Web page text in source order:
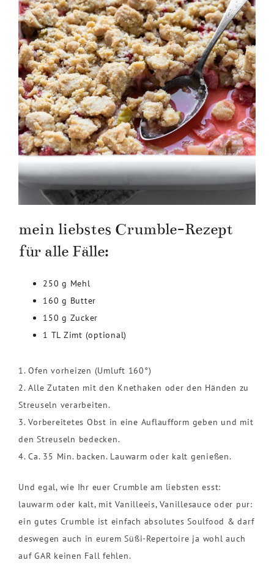
mein liebstes Crumble-Rezept
für alle Fälle:
250 g Mehl
160 g Butter
150 g Zucker
1 TL Zimt (optional)
1. Ofen vorheizen (Umluft 160°)
2. Alle Zutaten mit den Knethaken oder den Händen zu
Streuseln verarbeiten.
3. Vorbereitetes Obst in eine Auflaufform geben und mit
den Streuseln bedecken.
4. Ca. 35 Min. backen. Lauwarm oder kalt genießen.
Und egal, wie Ihr euer Crumble am liebsten esst:
lauwarm oder kalt, mit Vanilleeis, Vanillesauce oder pur:
ein gutes Crumble ist einfach absolutes Soulfood & darf
deswegen auch in eurem Süßi-Repertoire ja wohl auch
auf GAR keinen Fall fehlen.